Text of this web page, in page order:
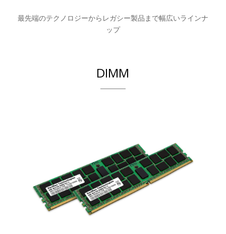
最先端のテクノロジーからレガシー製品まで幅広いラインナ
ップ
DIMM